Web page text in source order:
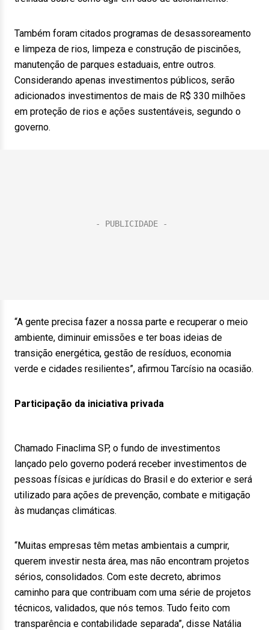
Também foram citados programas de desassoreamento
e limpeza de rios, limpeza e construção de piscinões,
manutenção de parques estaduais, entre outros.
Considerando apenas investimentos públicos, serão
adicionados investimentos de mais de R$ 330 milhões
em proteção de rios e ações sustentáveis, segundo o
governo.
“A gente precisa fazer a nossa parte e recuperar o meio
ambiente, diminuir emissões e ter boas ideias de
transição energética, gestão de resíduos, economia
verde e cidades resilientes”, afirmou Tarcísio na ocasião.
Participação da iniciativa privada
Chamado Finaclima SP, o fundo de investimentos
lançado pelo governo poderá receber investimentos de
pessoas físicas e jurídicas do Brasil e do exterior e será
utilizado para ações de prevenção, combate e mitigação
às mudanças climáticas.
“Muitas empresas têm metas ambientais a cumprir,
querem investir nesta área, mas não encontram projetos
sérios, consolidados. Com este decreto, abrimos
caminho para que contribuam com uma série de projetos
técnicos, validados, que nós temos. Tudo feito com
transparência e contabilidade separada”, disse Natália